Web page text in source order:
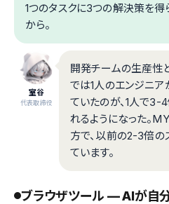
1つのタスクに3つの解決策を
から。
室谷
代表取締役
開発チームの生産性
では1人のエンジニア
ていたのが、1人で3-
れるようになった。
方で、以前の2-3倍
ています。
ブラウザツール — AIが自